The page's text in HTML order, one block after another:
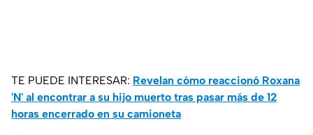
TE PUEDE INTERESAR: Revelan cómo reaccionó Roxana
'N' al encontrar a su hijo muerto tras pasar más de 12
horas encerrado en su camioneta